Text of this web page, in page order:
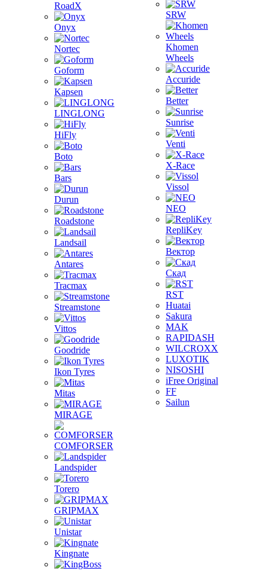
RoadX
Onyx
Nortec
Goform
Kapsen
LINGLONG
HiFly
Boto
Bars
Durun
Roadstone
Landsail
Antares
Tracmax
Streamstone
Vittos
Goodride
Ikon Tyres
Mitas
MIRAGE
COMFORSER
Landspider
Torero
GRIPMAX
Unistar
Kingnate
SRW
Khomen
Wheels
Accuride
Better
Sunrise
Venti
X-Race
Vissol
NEO
RepliKey
Вектор
Скад
RST
Huatai
Sakura
MAK
RAPIDASH
WILCROXX
LUXOTIK
NISOSHI
iFree Original
FF
Sailun